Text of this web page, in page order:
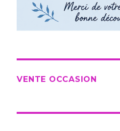
VENTE OCCASION